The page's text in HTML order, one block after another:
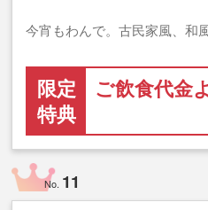
今宵もわんで。古民家風、和
限定
特典
ご飲食代金
No. 11